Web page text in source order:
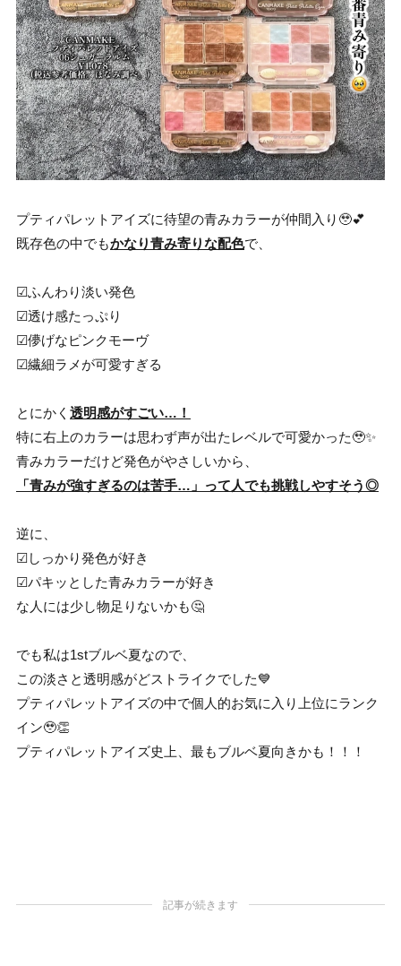
プティパレットアイズに待望の青みカラーが仲間入り🥹💕
既存色の中でもかなり青み寄りな配色で、
☑︎ふんわり淡い発色
☑︎透け感たっぷり
☑︎儚げなピンクモーヴ
☑︎繊細ラメが可愛すぎる
とにかく 透明感がすごい…！
特に右上のカラーは思わず声が出たレベルで可愛かった🥹✨
青みカラーだけど発色がやさしいから、
「青みが強すぎるのは苦手…」って人でも挑戦しやすそう◎
逆に、
☑︎しっかり発色が好き
☑︎パキッとした青みカラーが好き
な人には少し物足りないかも🤔
でも私は1stブルベ夏なので、
この淡さと透明感がどストライクでした💙
プティパレットアイズの中で個人的お気に入り上位にランク
イン🥹👏
プティパレットアイズ史上、最もブルベ夏向きかも！！！
記事が続きます